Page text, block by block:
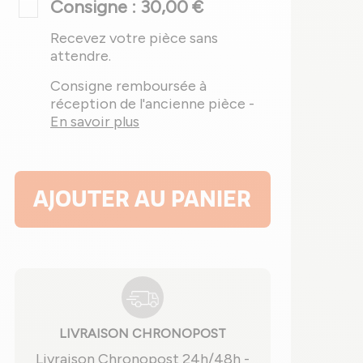
Consigne : 30,00 €
Recevez votre pièce sans
attendre.
Consigne remboursée à
réception de l'ancienne pièce -
En savoir plus
AJOUTER AU PANIER
LIVRAISON CHRONOPOST
Livraison Chronopost 24h/48h -